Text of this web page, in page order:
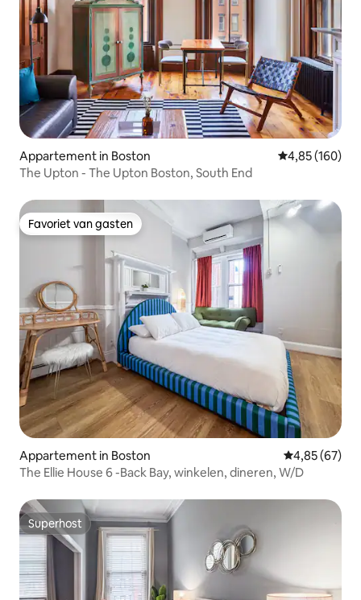
Appartement in Boston Gemiddelde
4,85 (160)
The Upton - The Upton Boston, South End
Favoriet van gasten
Favoriet van gasten
Appartement in Boston Gemiddelde
4,85 (67)
The Ellie House 6 -Back Bay, winkelen, dineren, W/D
Superhost
Superhost